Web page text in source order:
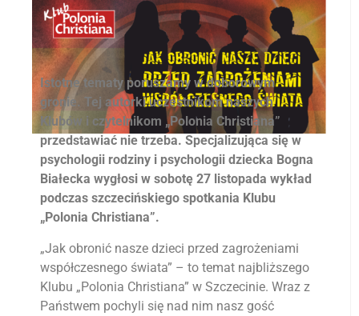
Istotne tematy poruszamy w doborowym
gronie. Tej autorki uczestnikom naszych
Klubów i czytelnikom „Polonia Christiana”
przedstawiać nie trzeba. Specjalizująca się w
psychologii rodziny i psychologii dziecka Bogna
Białecka wygłosi w sobotę 27 listopada wykład
podczas szczecińskiego spotkania Klubu
„Polonia Christiana”.
„Jak obronić nasze dzieci przed zagrożeniami
współczesnego świata” – to temat najbliższego
Klubu „Polonia Christiana” w Szczecinie. Wraz z
Państwem pochyli się nad nim nasz gość